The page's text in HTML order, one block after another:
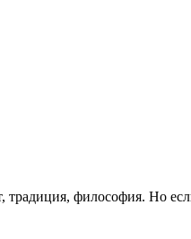
традиция, философия. Но